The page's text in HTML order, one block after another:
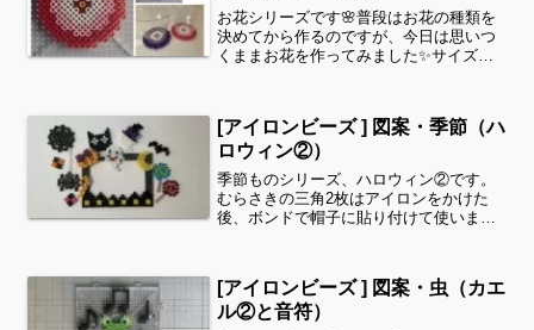
お花シリーズです🌸普段はお花の種類を
決めてから作るのですが、今日は思いつ
くままお花を作ってみました✨サイズは
うか。すみれ上は、（むらさき、パステ
ルむらさき、...
[アイロンビーズ ] 図案・季節（ハ
ロウィン②）
季節ものシリーズ、ハロウィン②です。
むらさきの三角2枚はアイロンをかけた
後、ボンドで帽子に貼り付けて使いま
ろ、夜光あお）コウモリと雲の巣は、
（くろ）お月様は、（きいろ...
[アイロンビーズ ] 図案・虫（カエ
ル②と音符）